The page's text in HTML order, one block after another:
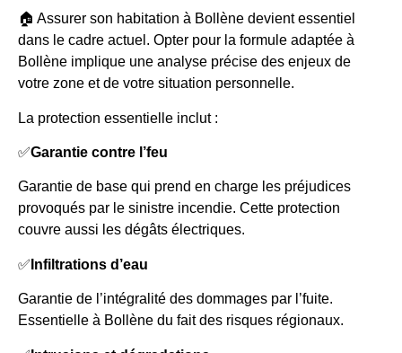
🏠 Assurer son habitation à Bollène devient essentiel
dans le cadre actuel. Opter pour la formule adaptée à
Bollène implique une analyse précise des enjeux de
votre zone et de votre situation personnelle.
La protection essentielle inclut :
✅Garantie contre l’feu
Garantie de base qui prend en charge les préjudices
provoqués par le sinistre incendie. Cette protection
couvre aussi les dégâts électriques.
✅ Infiltrations d’eau
Garantie de l’intégralité des dommages par l’fuite.
Essentielle à Bollène du fait des risques régionaux.